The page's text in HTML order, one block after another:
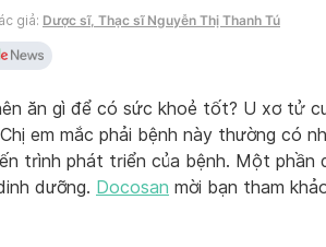
giả: Dược sĩ, Thạc sĩ Nguyễn Thị Thanh Tú
ăn gì để có sức khoẻ tốt? U xơ tử
em mắc phải bệnh này thường có
trình phát triển của bệnh. Một phần
dưỡng. Docosan mời bạn tham